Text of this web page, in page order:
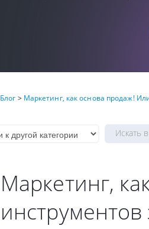
Блог > Маркетинг, как основа продаж!
Маркетинг,
инструментов